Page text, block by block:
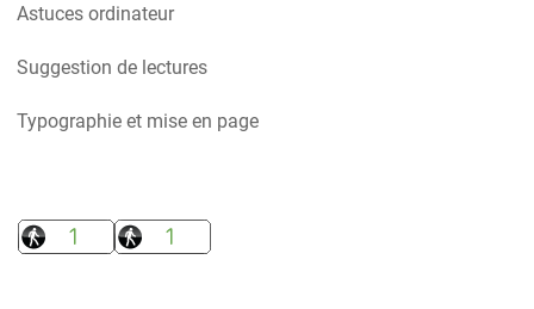
Astuces ordinateur
Suggestion de lectures
Typographie et mise en page